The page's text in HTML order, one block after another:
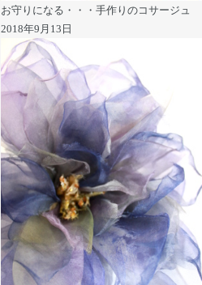
お守りになる・・・手作りのコサージュ
2018年9月13日